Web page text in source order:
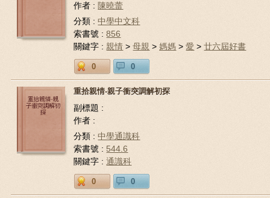
作者 : 陳曉蕾
分類 :中學中文科
索書號 :856
關鍵字 : 親情 >母親 >媽媽 >愛 >廿六屆好書
0 0
重拾親情-親子衝突調解初探
副標題 :
作者 :
分類 :中學通識科
索書號 : 544.6
關鍵字 :通識科
0 0